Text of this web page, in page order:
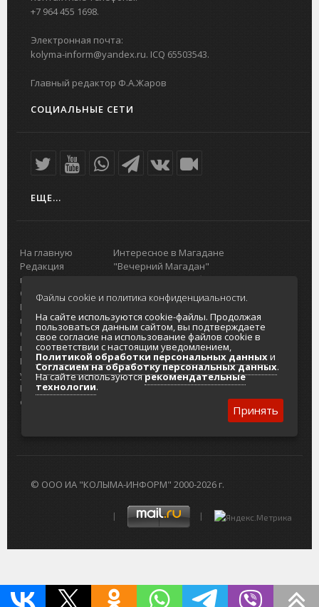
+7 964 455 1698.
Электронная почта:
kolyma-inform@yandex.ru. ICQ 65503543.
Главный редактор Ф.А.Жаров
СОЦИАЛЬНЫЕ СЕТИ
ЕЩЕ...
На главную
Редакция
портала
О проекте
Реклама на
портале
Отзывы и
предложения
Интернет-
услуги
Разработка
сайтов
Интересное в Магадане
"Вечерний Магадан"
Городская доска объявлений
Реклама
Главный туристический портал
Колымы
Политика в отношении обработки
персональных данных
Согласие на обработку персональных
данных
© ООО ИА "КОЛЫМА-ИНФОРМ" 2000-2026 г.
Файлы cookie и политика конфиденциальности.
На сайте используются cookie-файлы. Продолжая
пользоваться данным сайтом, вы подтверждаете
свое согласие на использование файлов cookie в
соответствии с настоящим уведомлением,
Политикой обработки персональных данныхи
Согласием на обработку персональных данных.
На сайте используютсярекомендательные
технологии.
Принять